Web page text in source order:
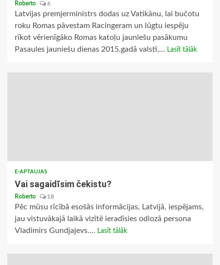
Roberto 6
Latvijas premjerministrs dodas uz Vatikānu, lai bučotu
roku Romas pāvestam Racingeram un lūgtu iespēju
rīkot vērienīgāko Romas katoļu jauniešu pasākumu
Pasaules jauniešu dienas 2015.gadā valstī,... Lasīt tālāk
E-APTAUJAS
Vai sagaidīsim čekistu?
Roberto 18
Pēc mūsu rīcībā esošās informācijas, Latvijā, iespējams,
jau vistuvākajā laikā vizītē ieradīsies odiozā persona
Vladimirs Gundjajevs.... Lasīt tālāk